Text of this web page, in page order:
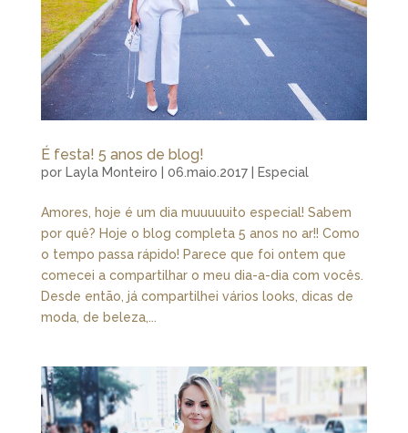
É festa! 5 anos de blog!
por Layla Monteiro 06.maio.2017| Especial
Amores, hoje é um dia muuuuuito especial! Sabem
por quê? Hoje o blog completa 5 anos no ar!! Como
o tempo passa rápido! Parece que foi ontem que
comecei a compartilhar o meu dia-a-dia com vocês.
Desde então, já compartilhei vários looks, dicas de
moda, de beleza,...